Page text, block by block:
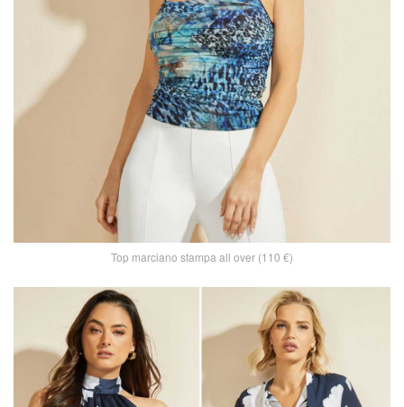
Top marciano stampa all over (110 €)